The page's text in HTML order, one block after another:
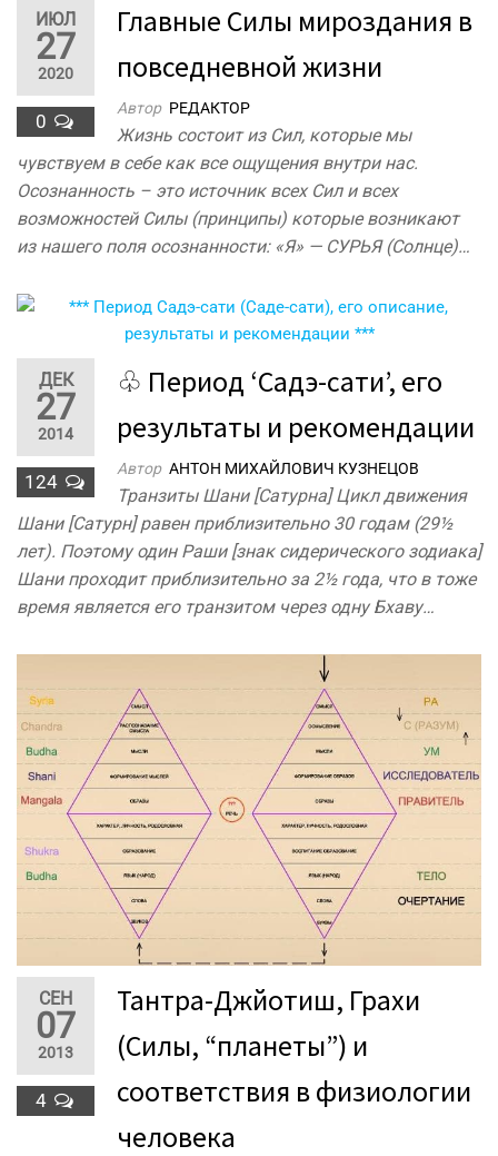
ИЮЛ
27
2020
0
Главные Силы мироздания в
повседневной жизни
Автор РЕДАКТОР
Жизнь состоит из Сил, которые мы
чувствуем в себе как все ощущения внутри нас.
Осознанность – это источник всех Сил и всех
возможностей Силы (принципы) которые возникают
из нашего поля осознанности: «Я» — СУРЬЯ (Солнце)…
ДЕК
27
2014
124
♧ Период ‘Садэ-сати’, его
результаты и рекомендации
Автор АНТОН МИХАЙЛОВИЧ КУЗНЕЦОВ
Транзиты Шани [Сатурна] Цикл движения
Шани [Сатурн] равен приблизительно 30 годам (29½
лет). Поэтому один Раши [знак сидерического зодиака]
Шани проходит приблизительно за 2½ года, что в тоже
время является его транзитом через одну Бхаву…
СЕН
07
2013
4
Тантра-Джйотиш, Грахи
(Силы, “планеты”) и
соответствия в физиологии
человека